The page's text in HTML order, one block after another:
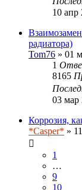
10 апр
радиатора)
Tom76 » 01
1
8165
03 мар
Коррозия,
*Casper* »
1
…
9
10